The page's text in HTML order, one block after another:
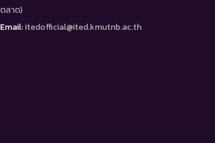
ตลาด)
Email:itedofficial@ited.kmutnb.ac.th